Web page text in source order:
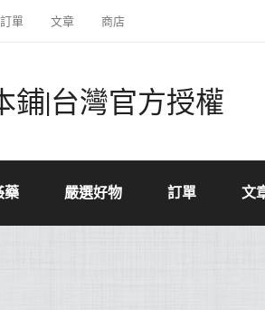
訂單 文章 商店
鋪|台灣官方授權
藥 嚴選好物 訂單 文